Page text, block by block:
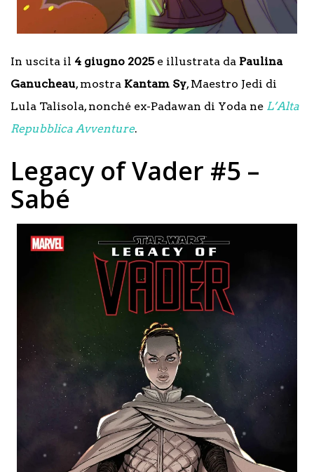
In uscita il 4 giugno 2025e illustrata da Paulina
Ganucheau, mostra Kantam Sy, Maestro Jedi di
Lula Talisola, nonché ex-Padawan di Yoda ne L’Alta
Repubblica Avventure.
Legacy of Vader #5 –
Sabé